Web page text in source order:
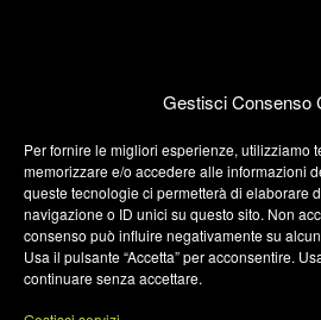
Gestisci Consenso
Per fornire le migliori esperienze, utilizziamo
memorizzare e/o accedere alle informazioni
queste tecnologie ci permetterà di elaborare
navigazione o ID unici su questo sito. Non
consenso può influire negativamente su
Usa il pulsante “Accetta” per acconsentire.
continuare senza accettare.
Termini e
Privacy Policy
Privacy Policy